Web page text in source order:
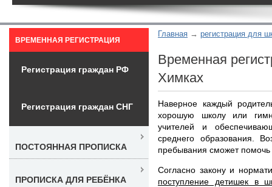
Главная регистрация для
Временная
Химках
Наверное каждый
хорошую школу или
учителей и
среднего образования.
пребывания сможет
Согласно закону и
поступление детишек в
ВРЕМЕННАЯ РЕГИСТРАЦИЯ
Регистрация граждан РФ
Регистрация граждан СНГ
ПОСТОЯННАЯ ПРОПИСКА
ПРОПИСКА ДЛЯ РЕБЁНКА